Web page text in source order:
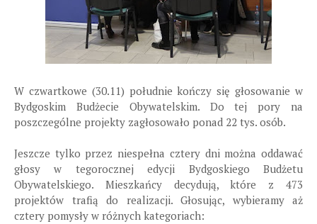
W czwartkowe (30.11) południe kończy się głosowanie w
Bydgoskim Budżecie Obywatelskim. Do tej pory na
poszczególne projekty zagłosowało ponad 22 tys. osób.
Jeszcze tylko przez niespełna cztery dni można oddawać
głosy w tegorocznej edycji Bydgoskiego Budżetu
Obywatelskiego. Mieszkańcy decydują, które z 473
projektów trafią do realizacji. Głosując, wybieramy aż
cztery pomysły w różnych kategoriach: